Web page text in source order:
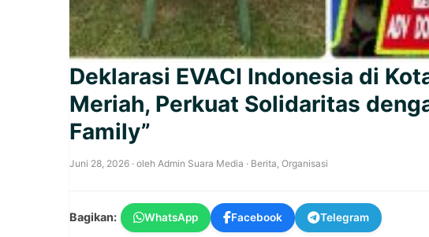
Deklarasi EVACI Indonesia di
Meriah, Perkuat Solidaritas
Family”
Juni 28, 2026 · oleh Admin Suara Media · Berita Organisasi
Bagikan: WhatsApp Facebook Telegram